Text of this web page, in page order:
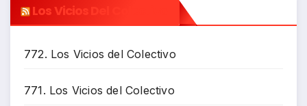
Los Vicios Del Colectivo
772. Los Vicios del Colectivo
771. Los Vicios del Colectivo